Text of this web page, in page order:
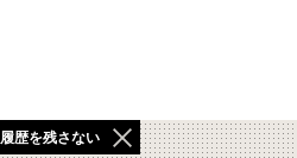
履歴を残さない